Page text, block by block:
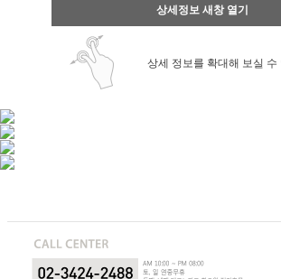
상세정보 새창 열기
상세 정보를 확대해 보실 수